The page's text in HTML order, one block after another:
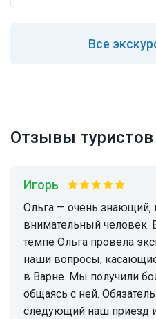
Все
Отзывы туристов
Игорь
Ольга — очень знающий, интеллигентный и
внимательный человек.
темпе Ольга провела
наши вопросы,
в Варне. Мы получили
общаясь с ней.
следующий наш приезд